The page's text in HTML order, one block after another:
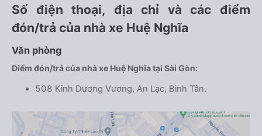
Số điện thoại, địa chỉ và các điểm
đón/trả của nhà xe Huệ Nghĩa
Văn phòng
Điểm đón/trả của nhà xe Huệ Nghĩa tại Sài Gòn:
508 Kinh Dương Vương, An Lạc, Bình Tân.